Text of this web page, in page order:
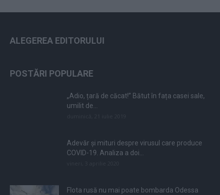
ALEGEREA EDITORULUI
POSTĂRI POPULARE
„Adio, țară de căcat!” Bătut în fața casei sale,
umilit de...
Adevăr și mituri despre virusul care produce
COVID-19. Analiza a doi...
Flota rusă nu mai poate bombarda Odessa